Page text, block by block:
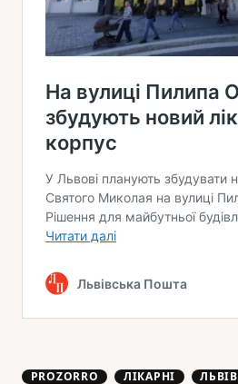
PROZORRO ЛІКАРНІ ЛЬВІВ